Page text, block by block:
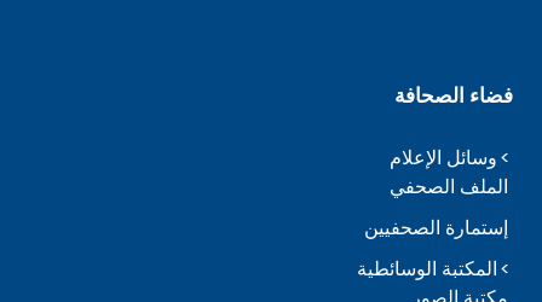
فضاء الصحافة
وسائل الإعلام
الملف الصحفي
إستمارة الصحفيين
المكتبة الوسائطية